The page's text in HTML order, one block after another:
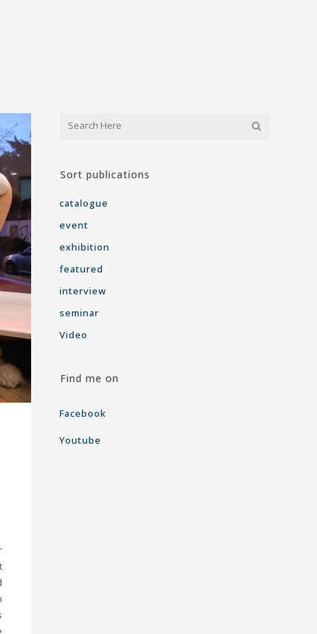
Sort publications
catalogue
event
exhibition
featured
interview
seminar
Video
Find me on
Facebook
Youtube